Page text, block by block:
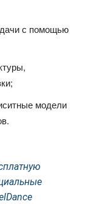
с помощью
модели